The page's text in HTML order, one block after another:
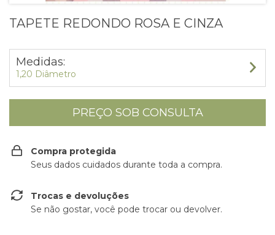
TAPETE REDONDO ROSA E CINZA
Medidas:
1,20 Diâmetro
Compra protegida
Seus dados cuidados durante toda a compra.
Trocas e devoluções
Se não gostar, você pode trocar ou devolver.